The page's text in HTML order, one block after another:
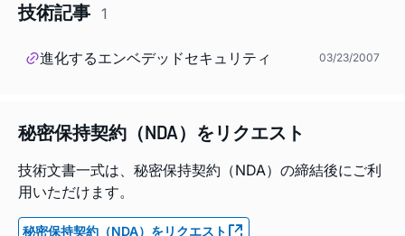
技術記事 1
進化するエンベデッドセキュリティ 03/23/2007
秘密保持契約（NDA）をリクエスト
技術文書一式は、秘密保持契約（NDA）の締結後にご利
用いただけます。
秘密保持契約（NDA）をリクエスト